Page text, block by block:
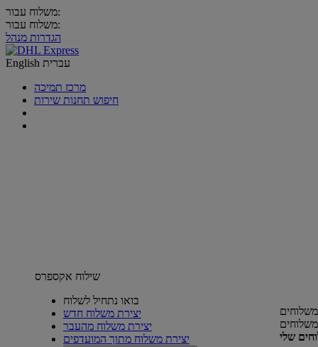
משלוח עבור:
משלוח עבור:
הגדרות מנהל
English עברית
מרכז תמיכה
חיפוש תחנות שירות
שילוח אקספרס
בואו נתחיל לשלוח
יצירת משלוח חדש
יצירת משלוח מהעבר
יצירת משלוח מתוך המועדפים
שלי